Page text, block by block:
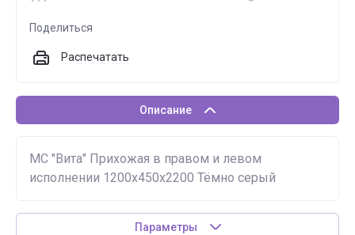
Поделиться
Распечатать
Описание
МС "Вита" Прихожая в правом и левом
исполнении 1200х450х2200 Тёмно серый
Параметры